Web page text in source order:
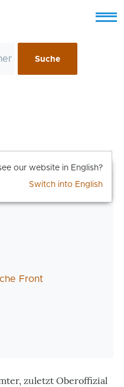
Menu
Front
zuletzt Oberoffizial
our website in English?
Switch into English